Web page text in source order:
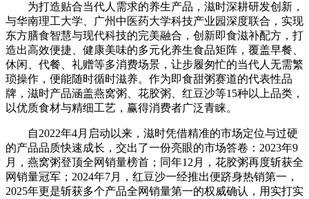
为打造贴合当代人需求的养生产品，滋时深耕研发创新，
与华南理工大学、广州中医药大学科技产业园深度联合，实现
东方膳食智慧与现代科技的完美融合，创新即食滋补配方，打
造出高效便捷、健康美味的多元化养生食品矩阵，覆盖早餐、
休闲、代餐、礼赠等多消费场景，让步履匆忙的当代人无需繁
琐操作，便能随时循时滋养。作为即食甜粥赛道的代表性品
牌，滋时产品涵盖燕窝粥、花胶粥、红豆沙等15种以上品类，
以优质食材与精细工艺，赢得消费者广泛青睐。
自2022年4月启动以来，滋时凭借精准的市场定位与过硬
的产品品质快速成长，交出了一份亮眼的市场答卷：2023年9
月，燕窝粥登顶全网销量榜首；同年12月，花胶粥再度斩获全
网销量冠军；2024年7月，红豆沙一经推出便跻身热销第一，
2025年更是斩获多个产品全网销量第一的权威确认，用实打实